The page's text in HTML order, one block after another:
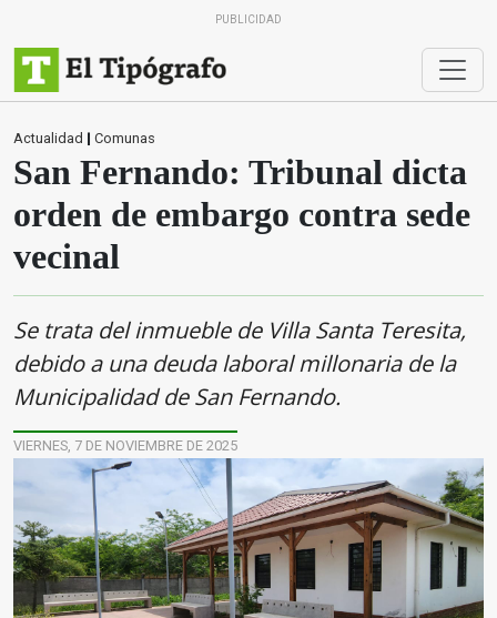
PUBLICIDAD
Actualidad | Comunas
San Fernando: Tribunal dicta
orden de embargo contra sede
vecinal
Se trata del inmueble de Villa Santa Teresita,
debido a una deuda laboral millonaria de la
Municipalidad de San Fernando.
VIERNES, 7 DE NOVIEMBRE DE 2025